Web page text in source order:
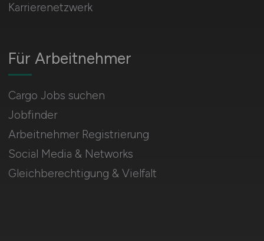
Für Arbeitnehmer
Cargo Jobs suchen
Jobfinder
Arbeitnehmer Registrierung
Social Media & Networks
Gleichberechtigung & Vielfalt
Karrierenetzwerk